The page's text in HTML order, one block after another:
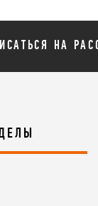
НА